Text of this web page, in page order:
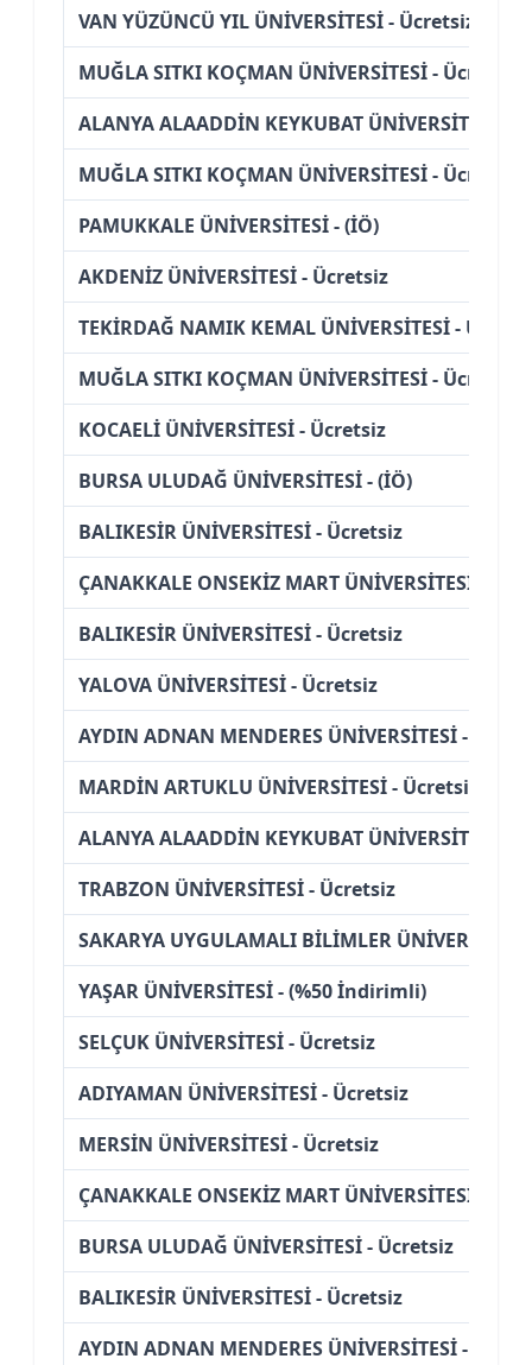
VAN YÜZÜNCÜ YIL ÜNİVERSİTESİ - Ücretsiz
MUĞLA SITKI KOÇMAN ÜNİVERSİTESİ - Ücretsiz
ALANYA ALAADDİN KEYKUBAT ÜNİVERSİTESİ -
MUĞLA SITKI KOÇMAN ÜNİVERSİTESİ - Ücretsiz
PAMUKKALE ÜNİVERSİTESİ - (İÖ)
AKDENİZ ÜNİVERSİTESİ - Ücretsiz
TEKİRDAĞ NAMIK KEMAL ÜNİVERSİTESİ -
MUĞLA SITKI KOÇMAN ÜNİVERSİTESİ - Ücretsiz
KOCAELİ ÜNİVERSİTESİ - Ücretsiz
BURSA ULUDAĞ ÜNİVERSİTESİ - (İÖ)
BALIKESİR ÜNİVERSİTESİ - Ücretsiz
ÇANAKKALE ONSEKİZ MART ÜNİVERSİTESİ -
BALIKESİR ÜNİVERSİTESİ - Ücretsiz
YALOVA ÜNİVERSİTESİ - Ücretsiz
AYDIN ADNAN MENDERES ÜNİVERSİTESİ -
MARDİN ARTUKLU ÜNİVERSİTESİ - Ücretsiz
ALANYA ALAADDİN KEYKUBAT ÜNİVERSİTESİ -
TRABZON ÜNİVERSİTESİ - Ücretsiz
SAKARYA UYGULAMALI BİLİMLER
YAŞAR ÜNİVERSİTESİ - (%50 İndirimli)
SELÇUK ÜNİVERSİTESİ - Ücretsiz
ADIYAMAN ÜNİVERSİTESİ - Ücretsiz
MERSİN ÜNİVERSİTESİ - Ücretsiz
ÇANAKKALE ONSEKİZ MART ÜNİVERSİTESİ -
BURSA ULUDAĞ ÜNİVERSİTESİ - Ücretsiz
BALIKESİR ÜNİVERSİTESİ - Ücretsiz
AYDIN ADNAN MENDERES ÜNİVERSİTESİ - (İÖ)